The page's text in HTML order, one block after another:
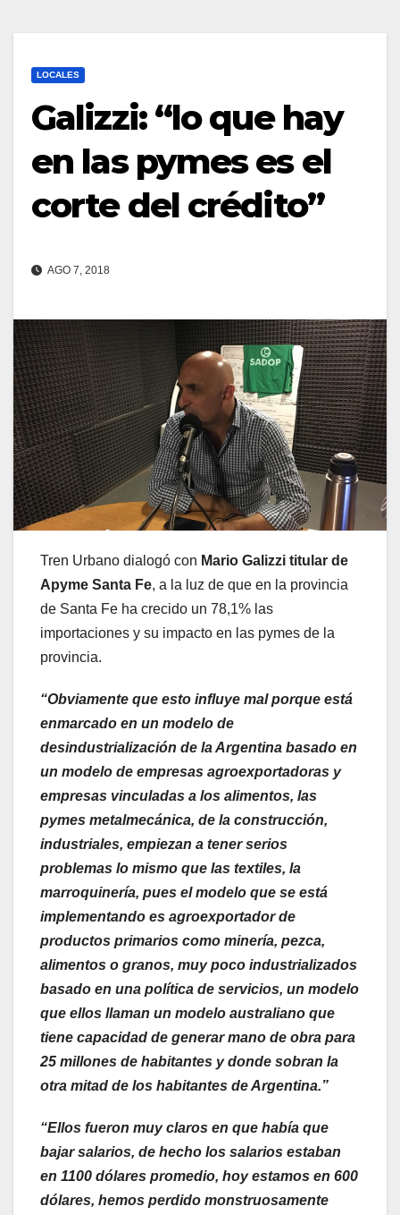
LOCALES
Galizzi: “lo que hay
en las pymes es el
corte del crédito”
AGO 7, 2018
Tren Urbano dialogó con Mario Galizzi titular de
Apyme Santa Fe, a la luz de que en la provincia
de Santa Fe ha crecido un 78,1% las
importaciones y su impacto en las pymes de la
provincia.
“Obviamente que esto influye mal porque está
enmarcado en un modelo de
desindustrialización de la Argentina basado en
un modelo de empresas agroexportadoras y
empresas vinculadas a los alimentos, las
pymes metalmecánica, de la construcción,
industriales, empiezan a tener serios
problemas lo mismo que las textiles, la
marroquinería, pues el modelo que se está
implementando es agroexportador de
productos primarios como minería, pezca,
alimentos o granos, muy poco industrializados
basado en una política de servicios, un modelo
que ellos llaman un modelo australiano que
tiene capacidad de generar mano de obra para
25 millones de habitantes y donde sobran la
otra mitad de los habitantes de Argentina.”
“Ellos fueron muy claros en que había que
bajar salarios, de hecho los salarios estaban
en 1100 dólares promedio, hoy estamos en 600
dólares, hemos perdido monstruosamente